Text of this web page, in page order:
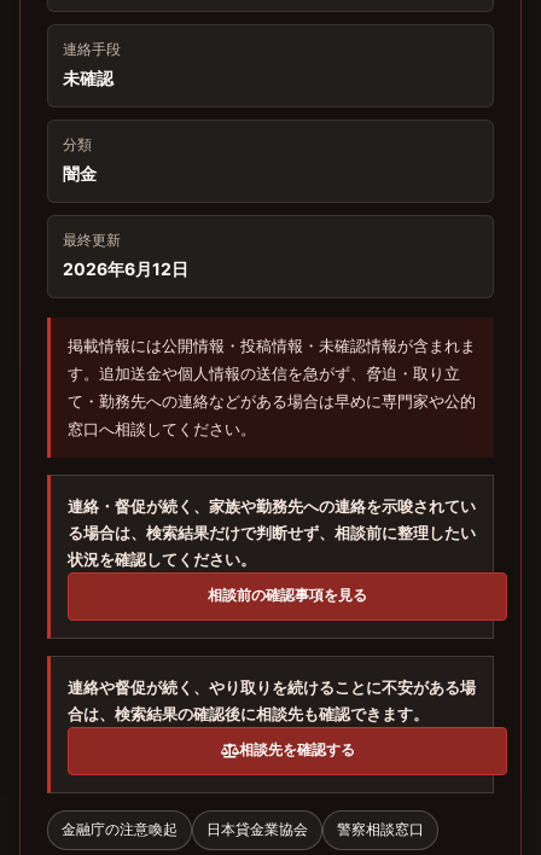
連絡手段
未確認
分類
闇金
最終更新
2026年6月12日
掲載情報には公開情報・投稿情報・未確認情報が含まれま
す。追加送金や個人情報の送信を急がず、脅迫・取り立
て・勤務先への連絡などがある場合は早めに専門家や公的
窓口へ相談してください。
連絡・督促が続く、家族や勤務先への連絡を示唆されてい
る場合は、検索結果だけで判断せず、相談前に整理したい
状況を確認してください。
相談前の確認事項を見る
連絡や督促が続く、やり取りを続けることに不安がある場
合は、検索結果の確認後に相談先も確認できます。
相談先を確認する
金融庁の注意喚起 日本貸金業協会 警察相談窓口